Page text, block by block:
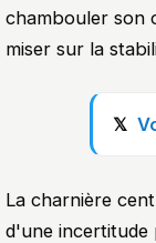
chambouler son
miser sur la
La charnière
d'une incertitude